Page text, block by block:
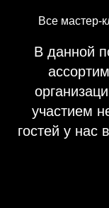
Все мастер-
В данной
участием
гостей у нас